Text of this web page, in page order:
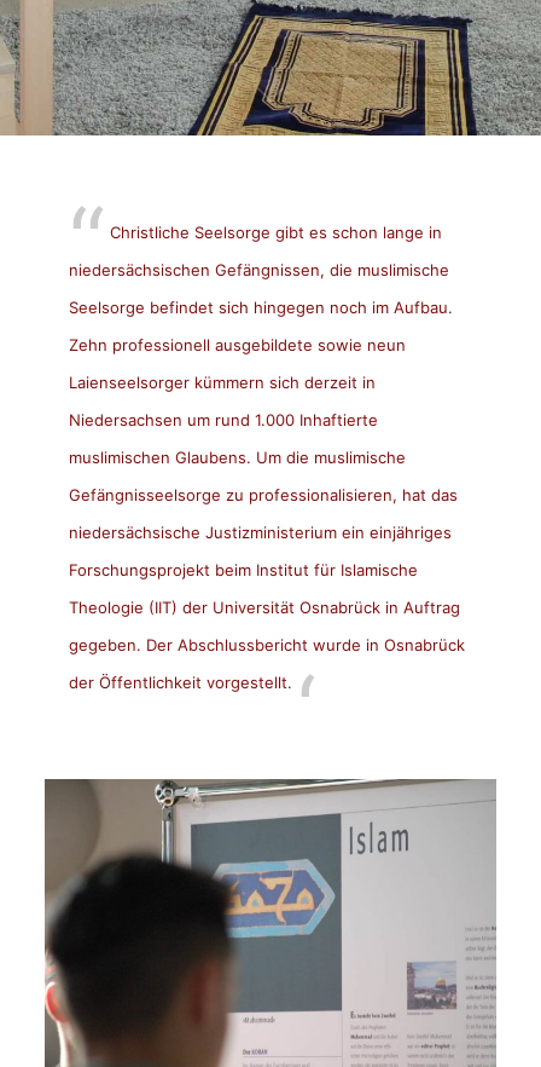
Christliche Seelsorge gibt es schon lange in
niedersächsischen Gefängnissen, die muslimische
Seelsorge befindet sich hingegen noch im Aufbau.
Zehn professionell ausgebildete sowie neun
Laienseelsorger kümmern sich derzeit in
Niedersachsen um rund 1.000 Inhaftierte
muslimischen Glaubens. Um die muslimische
Gefängnisseelsorge zu professionalisieren, hat das
niedersächsische Justizministerium ein einjähriges
Forschungsprojekt beim Institut für Islamische
Theologie (IIT) der Universität Osnabrück in Auftrag
gegeben. Der Abschlussbericht wurde in Osnabrück
der Öffentlichkeit vorgestellt.